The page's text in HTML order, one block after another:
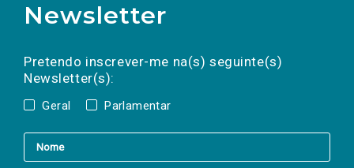
Newsletter
Pretendo inscrever-me na(s) seguinte(s)
Newsletter(s):
Geral Parlamentar
a(s) newsletter(s).
mail